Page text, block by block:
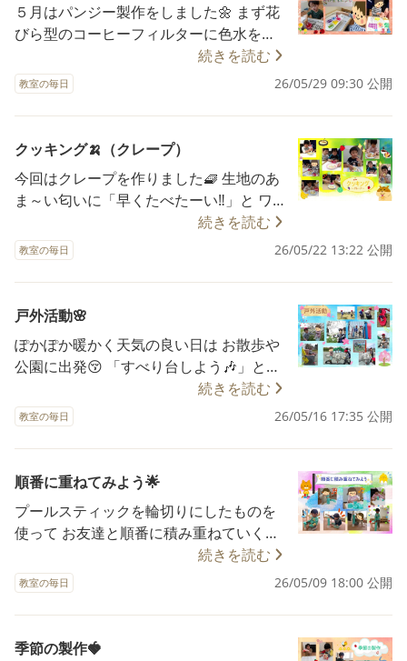
５月はパンジー製作をしました🌼 まず花
びら型のコーヒーフィルターに色水をつ
けるよ😄 指先でしっかり摘まんで…👍 好
きな色を選んで染み込ませ 色付いていく
様子を楽しみました😀 乾いた花びらを整
えて・・・ 真ん中に丸シールを貼ります
🌼 うまく真ん中に貼れるかな・・・どき
どき🩷 貼り直しをしながら集中して取り
組みました✨ 次に色鉛筆で葉っぱを塗り
ます🍃 最後にパンジーと葉っぱを糊で 台
紙にペタペタ・・・✨ パンジーの完成で
す😝🌼 出来栄えに満足した表情で🥰 「み
てる ・感触や視覚を通して感性を豊かに
する ・手指の巧緻性を高める ・創造力や
表現力を養う
続きを読む
教室の毎日 26/05/29 09:30 公開
クッキング🍌（クレープ）
今回はクレープを作りました🧇 生地のあ
ま～い匂いに「早くたべたーい‼️」と ワク
ツ クッキング👩‍🍳💕 ◎生地の上に生ク
リームを絞ります🍦 両手で力いっぱいギ
ューっと握るよ！ ◎次に具をのせます🍌
カステラとバナナ、カラースプレーを落
てトッピング👍 ◎生地を折りたたんで包
みます🌮 具がいっぱいで包みにくい…😅
パタン！パタン！クルクル🌯 「できまし
たー」 何とか包み……完成です‼️ みんなで
「もっと食べたい🍽️」 自分で作ったクレ
ープはとっても美味しくて おかわりして
食べましたよ🤤 🔶ねらい ①食材に触れ、
調理の工程を 体験することで食への興
味、関心をもつ。 ②「自分でできた」と
いう達成感を味わい 自信に繋げる。
続きを読む
教室の毎日 26/05/22 13:22 公開
戸外活動🌸
ぽかぽか暖かく天気の良い日は お散歩や
公園に出発😚 「すべり台しよう🎶」と誘
い合ったり🛝 追いかけっこや行動を真似
っこしたり… お友達と遊ぶの楽しいね💑
満開の桜を見てから🌸 オープンしたばか
りのイシツブテ公園にも 出掛けました🎈
「おはな！」 「ピンク🌸」 と感じたこと
をお友達や支援者に 教えてくれました☺️
走り出したい気持ちを抑えつつ お友達と
順番‼️を約束し 支援者にどの遊具で遊びた
いかを 伝えてから移動します👍 たくさん
体を動かし楽しみました✨ 🔶ねらい ①春
ルールを守る経験を積む。
続きを読む
教室の毎日 26/05/16 17:35 公開
順番に重ねてみよう🌟
プールスティックを輪切りにしたものを
使って お友達と順番に積み重ねていく活
や切り口を斜めにして 難易度を変えてい
ます‼️ まずは、一人ずつ積んでみます💪
💟難易度①薄切り 輪を両手に持ち、交互
に重ねていき あっという間に完成できま
続きを読む
教室の毎日 26/05/09 18:00 公開
季節の製作🍓